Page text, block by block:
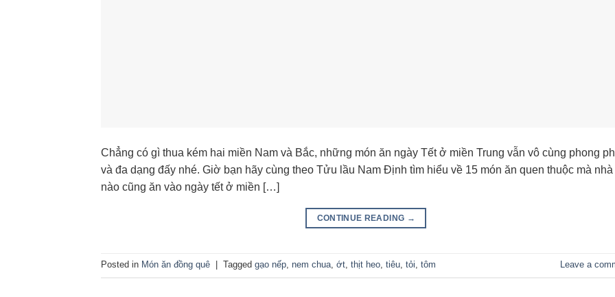
Chẳng có gì thua kém hai miền Nam và Bắc, những món ăn ngày Tết ở miền Trung vẫn vô cùng phong
và đa dạng đấy nhé. Giờ bạn hãy cùng theo Tửu lầu Nam Định tìm hiểu về 15 món ăn quen thuộc mà nhà
nào cũng ăn vào ngày tết ở miền […]
CONTINUE READING →
Posted in Món ăn đồng quê Tagged gạo nếp nem chua ớt thịt heo tiêu tỏi tôm Leave a